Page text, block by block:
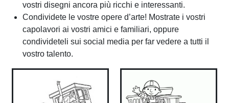
vostri disegni ancora più ricchi e interessanti.
Condividete le vostre opere d’arte! Mostrate i vostri
capolavori ai vostri amici e familiari, oppure
condivideteli sui social media per far vedere a tutti il
vostro talento.